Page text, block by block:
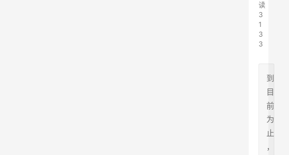
读
3
1
3
3
到
目
前
为
止
，